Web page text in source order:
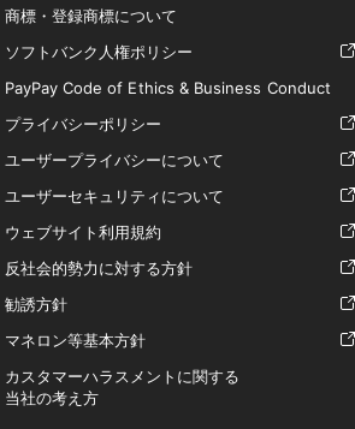
商標・登録商標について
ソフトバンク人権ポリシー
PayPay Code of Ethics & Business Conduct
プライバシーポリシー
ユーザープライバシーについて
ユーザーセキュリティについて
ウェブサイト利用規約
反社会的勢力に対する方針
勧誘方針
マネロン等基本方針
カスタマーハラスメントに関する
当社の考え方